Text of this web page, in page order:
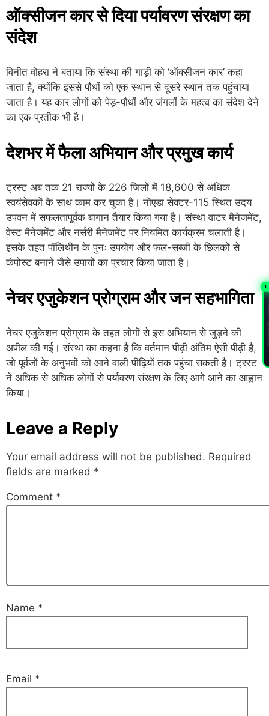
ऑक्सीजन कार से दिया पर्यावरण संरक्षण का
संदेश
विनीत वोहरा ने बताया कि संस्था की गाड़ी को ‘ऑक्सीजन कार’ कहा
जाता है, क्योंकि इससे पौधों को एक स्थान से दूसरे स्थान तक पहुंचाया
जाता है। यह कार लोगों को पेड़-पौधों और जंगलों के महत्व का संदेश देने
का एक प्रतीक भी है।
देशभर में फैला अभियान और प्रमुख कार्य
ट्रस्ट अब तक 21 राज्यों के 226 जिलों में 18,600 से अधिक
स्वयंसेवकों के साथ काम कर चुका है। नोएडा सेक्टर-115 स्थित उदय
उपवन में सफलतापूर्वक बागान तैयार किया गया है। संस्था वाटर मैनेजमेंट,
वेस्ट मैनेजमेंट और नर्सरी मैनेजमेंट पर नियमित कार्यक्रम चलाती है।
इसके तहत पॉलिथीन के पुनः उपयोग और फल-सब्जी के छिलकों से
कंपोस्ट बनाने जैसे उपायों का प्रचार किया जाता है।
नेचर एजुकेशन प्रोग्राम और जन सहभागिता
नेचर एजुकेशन प्रोग्राम के तहत लोगों से इस अभियान से जुड़ने की
अपील की गई। संस्था का कहना है कि वर्तमान पीढ़ी अंतिम ऐसी पीढ़ी है,
जो पूर्वजों के अनुभवों को आने वाली पीढ़ियों तक पहुंचा सकती है। ट्रस्ट
ने अधिक से अधिक लोगों से पर्यावरण संरक्षण के लिए आगे आने का आह्वान
किया।
Leave a Reply
Your email address will not be published. Required
fields are marked *
Comment *
Name *
Email *